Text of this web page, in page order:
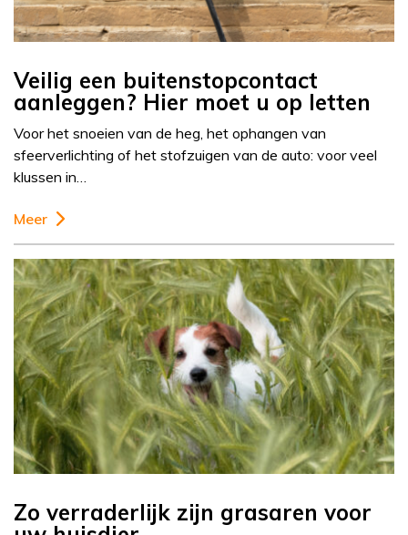
Veilig een buitenstopcontact
aanleggen? Hier moet u op letten
Voor het snoeien van de heg, het ophangen van
sfeerverlichting of het stofzuigen van de auto: voor veel
klussen in…
Meer
Zo verraderlijk zijn grasaren voor